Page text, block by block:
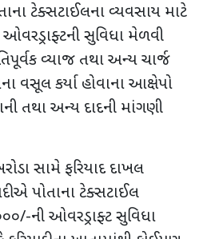
ટેક્સટાઈલના વ્યવસાય માટે
સુવિધા મેળવી
વ્યાજ તથા અન્ય ચાર્જ
વસૂલ કર્યા હોવાના આક્ષેપો
તથા અન્ય દાદની માંગણી
સામે ફરિયાદ દાખલ
પોતાના ટેક્સટાઈલ
ની ઓવરડ્રાફ્ટ સુવિધા